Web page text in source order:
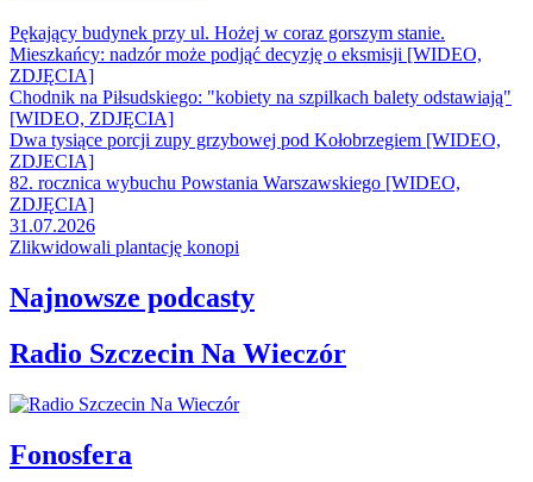
Pękający budynek przy ul. Hożej w coraz gorszym stanie.
Mieszkańcy: nadzór może podjąć decyzję o eksmisji [WIDEO,
ZDJĘCIA]
Chodnik na Piłsudskiego: "kobiety na szpilkach balety odstawiają"
[WIDEO, ZDJĘCIA]
Dwa tysiące porcji zupy grzybowej pod Kołobrzegiem [WIDEO,
ZDJECIA]
82. rocznica wybuchu Powstania Warszawskiego [WIDEO,
ZDJĘCIA]
31.07.2026
Zlikwidowali plantację konopi
Najnowsze podcasty
Radio Szczecin Na Wieczór
Fonosfera